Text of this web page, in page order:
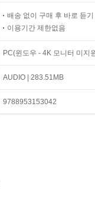
배송 없이 구매 후 바로 듣기
이용기간 제한없음
PC(윈도우 - 4K 모니터 미지
AUDIO | 283.51MB
9788953153042